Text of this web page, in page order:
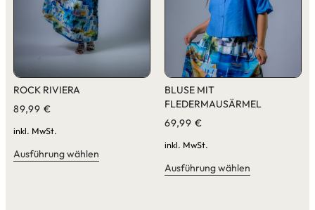
ROCK RIVIERA
89,99 €
inkl. MwSt.
Ausführung wählen
BLUSE MIT
FLEDERMAUSÄRMEL
69,99 €
inkl. MwSt.
Ausführung wählen